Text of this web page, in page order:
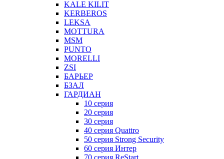
KALE KILIT
KERBEROS
LEKSA
MOTTURA
MSM
PUNTO
MORELLI
ZSI
БАРЬЕР
БЗАЛ
ГАРДИАН
10 серия
20 серия
30 серия
40 серия Quattro
50 серия Strong Security
60 серия Интер
70 серия ReStart